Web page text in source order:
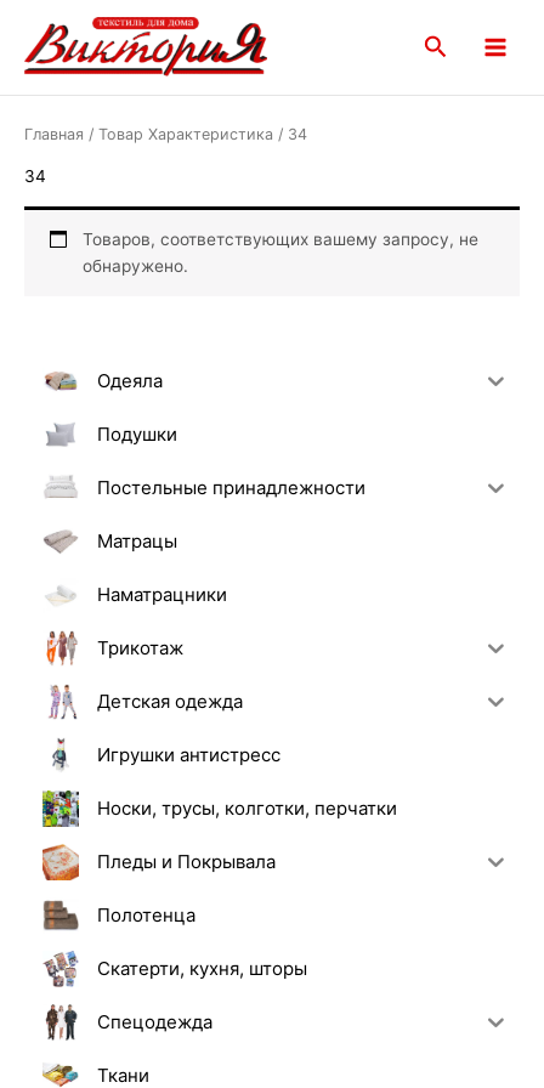
содержимому
Поиск
Menu
Одеяла
Подушки
Постельные принадлежности
Матрацы
Наматрацники
Трикотаж
Детская одежда
Игрушки антистресс
Носки, трусы, колготки, перчатки
Пледы и Покрывала
Полотенца
Скатерти, кухня, шторы
Спецодежда
Ткани
Главная / Товар Характеристика / 34
34
Товаров, соответствующих вашему запросу, не
обнаружено.